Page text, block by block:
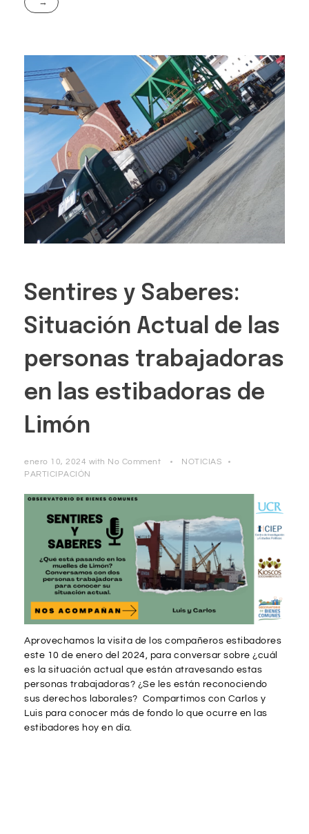
Sentires y Saberes:
Situación Actual de las
personas trabajadoras
en las estibadoras de
Limón
enero 10, 2024 with No Comment
NOTICIAS
PARTICIPACIÓN
Aprovechamos la visita de los compañeros estibadores
este 10 de enero del 2024, para conversar sobre ¿cuál
es la situación actual que están atravesando estas
personas trabajadoras? ¿Se les están reconociendo
sus derechos laborales? Compartimos con Carlos y
Luis para conocer más de fondo lo que ocurre en las
estibadores hoy en día.